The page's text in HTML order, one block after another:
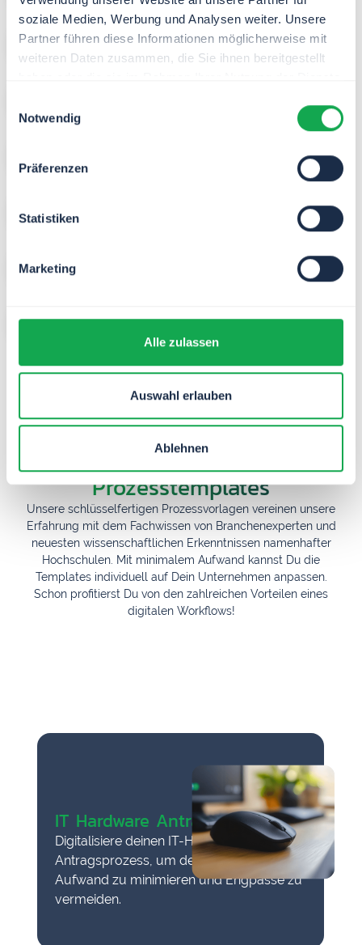
soziale Medien, Werbung und Analysen weiter. Unsere
Partner führen diese Informationen möglicherweise mit
weiteren Daten zusammen, die Sie ihnen bereitgestellt
Notwendig
Präferenzen
Statistiken
Marketing
Alle zulassen
Auswahl erlauben
Ablehnen
Marketing
Sales
Service
Projekt­management
Unsere
Prozesstemplates
Unsere schlüsselfertigen Prozess­vorlagen vereinen unsere
Erfahrung mit dem Fachwissen von Branchen­experten und
neuesten wissen­schaftlichen Erkenntnissen namen­hafter
Hochschulen. Mit minimalem Aufwand kannst Du die
Templates individuell auf Dein Unter­nehmen anpassen.
Schon profitierst Du von den zahlreichen Vorteilen eines
digitalen Workflows!
IT Hardware Antrag
Digitalisiere deinen IT-Hardware-
Antragsprozess, um den bürokratischen
Aufwand zu minimieren und Engpässe zu
vermeiden.